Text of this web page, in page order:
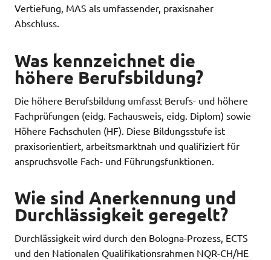
Vertiefung, MAS als umfassender, praxisnaher
Abschluss.
Was kennzeichnet die
höhere Berufsbildung?
Die höhere Berufsbildung umfasst Berufs- und höhere
Fachprüfungen (eidg. Fachausweis, eidg. Diplom) sowie
Höhere Fachschulen (HF). Diese Bildungsstufe ist
praxisorientiert, arbeitsmarktnah und qualifiziert für
anspruchsvolle Fach- und Führungsfunktionen.
Wie sind Anerkennung und
Durchlässigkeit geregelt?
Durchlässigkeit wird durch den Bologna-Prozess, ECTS
und den Nationalen Qualifikationsrahmen NQR-CH/HE